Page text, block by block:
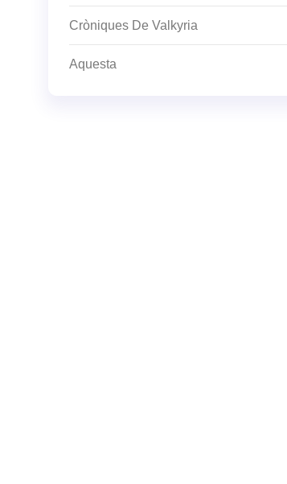
Cròniques De Valkyria
Aquesta